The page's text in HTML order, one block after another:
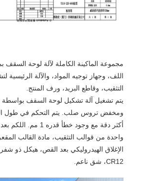
مجموعة الماكينة الكاملة لآلة لوحة
اللف، وجهاز توجيه المواد، والآلة الرئيسية
التثقيب، وقاطع البريد، ورف المنتج.
يتم تشغيل آلة تشكيل لوحة السقف
ومخفض تروس صلب. يتم التحكم في طول
أكثر دقة مع وجود خطأ
الإغلاق الهيدروليكي بعد القص، هيكل ذو
CR12، شق ناعم.